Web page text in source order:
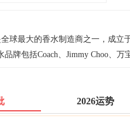
全球最大的香水制造商之一，成
牌包括Coach、Jimmy Choo、万
2026运势